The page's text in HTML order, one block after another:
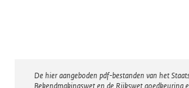
Disclaimer
De hier aangeboden pdf-bestanden van het
Bekendmakingswet en de Rijkswet goedkeuring